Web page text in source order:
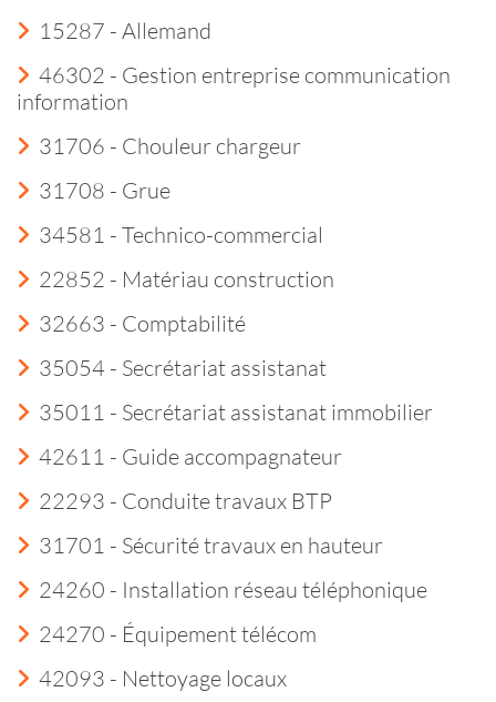
15287 - Allemand
46302 - Gestion entreprise communication
information
31706 - Chouleur chargeur
31708 - Grue
34581 - Technico-commercial
22852 - Matériau construction
32663 - Comptabilité
35054 - Secrétariat assistanat
35011 - Secrétariat assistanat immobilier
42611 - Guide accompagnateur
22293 - Conduite travaux BTP
31701 - Sécurité travaux en hauteur
24260 - Installation réseau téléphonique
24270 - Équipement télécom
42093 - Nettoyage locaux